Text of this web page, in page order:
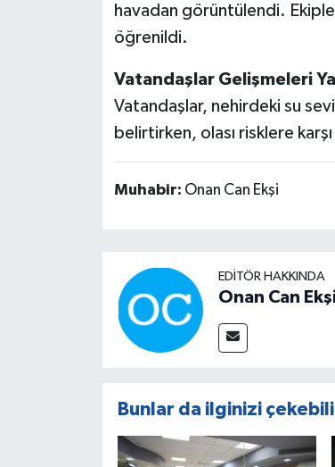
havadan görüntülendi.
öğrenildi.
Vatandaşlar Gelişmeleri
Vatandaşlar, nehirdeki su
belirtirken, olası risklere
Muhabir: Onan Can Ekşi
EDITÖR HAKKINDA
Onan Can
Bunlar da ilginizi